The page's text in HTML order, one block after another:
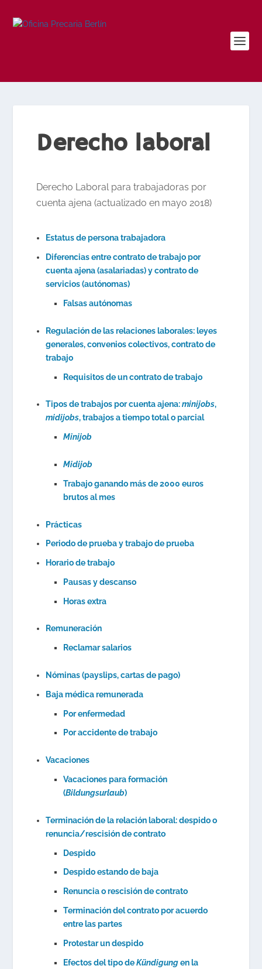
Derecho laboral
Derecho Laboral para trabajadoras por
cuenta ajena (actualizado en mayo 2018)
Estatus de persona trabajadora
Diferencias entre contrato de trabajo por
cuenta ajena (asalariadas) y contrato de
servicios (autónomas)
Falsas autónomas
Regulación de las relaciones laborales: leyes
generales, convenios colectivos, contrato de
trabajo
Requisitos de un contrato de trabajo
Tipos de trabajos por cuenta ajena:minijobs,
midijobs, trabajos a tiempo total o parcial
Minijob
Midijob
Trabajo ganando más de 2000 euros
brutos al mes
Prácticas
Periodo de prueba y trabajo de prueba
Horario de trabajo
Pausas y descanso
Horas extra
Remuneración
Reclamar salarios
Nóminas (payslips, cartas de pago)
Baja médica remunerada
Por enfermedad
Por accidente de trabajo
Vacaciones
Vacaciones para formación
(Bildungsurlaub)
Terminación de la relación laboral: despido o
renuncia/rescisión de contrato
Despido
Despido estando de baja
Renuncia o rescisión de contrato
Terminación del contrato por acuerdo
entre las partes
Protestar un despido
Efectos del tipo deKündigungen la